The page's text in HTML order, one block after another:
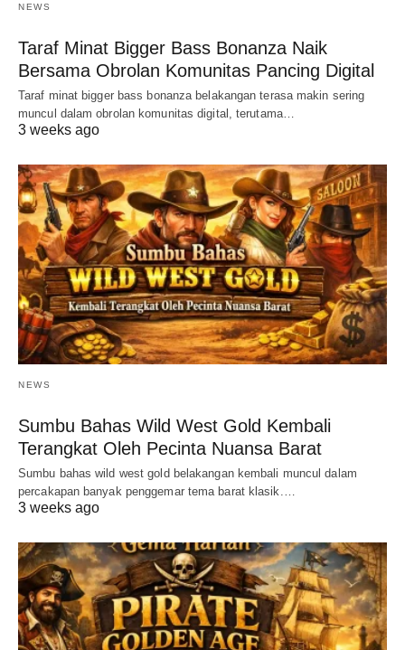
NEWS
Taraf Minat Bigger Bass Bonanza Naik
Bersama Obrolan Komunitas Pancing Digital
Taraf minat bigger bass bonanza belakangan terasa makin sering
muncul dalam obrolan komunitas digital, terutama…
3 weeks ago
NEWS
Sumbu Bahas Wild West Gold Kembali
Terangkat Oleh Pecinta Nuansa Barat
Sumbu bahas wild west gold belakangan kembali muncul dalam
percakapan banyak penggemar tema barat klasik.…
3 weeks ago